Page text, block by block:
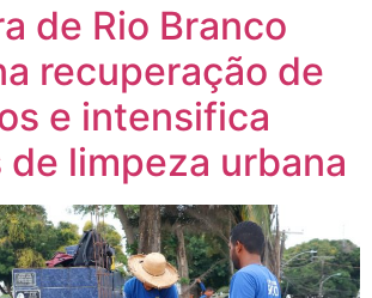
de Rio Branco
recuperação de
e intensifica
limpeza urbana